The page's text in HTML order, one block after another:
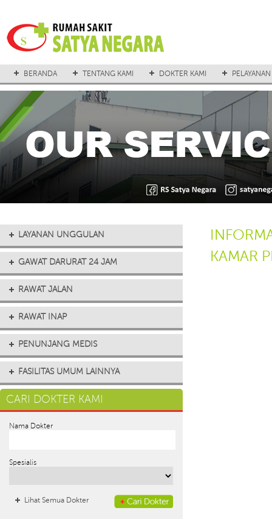
BERANDA TENTANG KAMI DOKTER KAMI PELAYANAN
LAYANAN UNGGULAN
GAWAT DARURAT 24 JAM
RAWAT JALAN
RAWAT INAP
PENUNJANG MEDIS
FASILITAS UMUM LAINNYA
CARI DOKTER KAMI
Nama Dokter
Spesialis
Lihat Semua Dokter
KAMAR